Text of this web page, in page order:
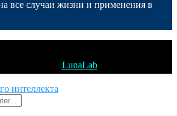
все случаи жизни и применения в
LunaLab